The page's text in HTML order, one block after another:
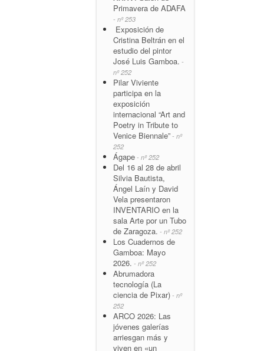
Primavera de ADAFA
- nº 253
Exposición de
Cristina Beltrán en el
estudio del pintor
José Luis Gamboa. -
nº 252
Pilar Viviente
participa en la
exposición
internacional “Art and
Poetry in Tribute to
Venice Biennale” - nº
252
Ágape - nº 252
Del 16 al 28 de abril
Silvia Bautista,
Ángel Laín y David
Vela presentaron
INVENTARIO en la
sala Arte por un Tubo
de Zaragoza. - nº 252
Los Cuadernos de
Gamboa: Mayo
2026. - nº 252
Abrumadora
tecnología (La
ciencia de Pixar) - nº
252
ARCO 2026: Las
jóvenes galerías
arriesgan más y
viven en «un